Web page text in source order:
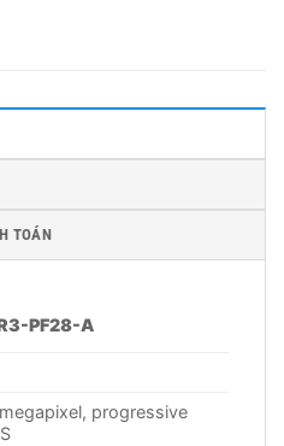
TOÁN
PF28-A
progressive